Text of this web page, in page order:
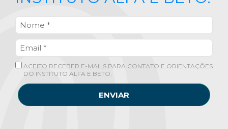
ACEITO RECEBER E-MAILS PARA CONTATO E ORIENTAÇÕES
DO INSTITUTO ALFA E BETO.
ENVIAR